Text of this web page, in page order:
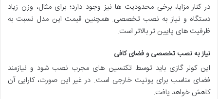
در کنار مزایا، برخی محدودیت ها نیز وجود دارد؛ برای مثال، وزن زیاد
دستگاه و نیاز به نصب تخصصی. همچنین قیمت این مدل نسبت به
ظرفیت های پایین تر بالاتر است.
نیاز به نصب تخصصی و فضای کافی
این کولر گازی باید توسط تکنسین های مجرب نصب شود و نیازمند
فضای مناسب برای یونیت خارجی است. در غیر این صورت، کارایی آن
کاهش خواهد یافت.